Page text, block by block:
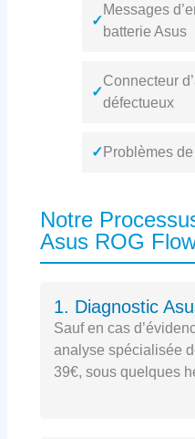
✓
Messages
batterie Asus
✓
Connecteur
défectueux
✓ Problèmes
Notre
Asus ROG
1. Diagnostic
Sauf en cas
analyse spécialisée
39€, sous quelques